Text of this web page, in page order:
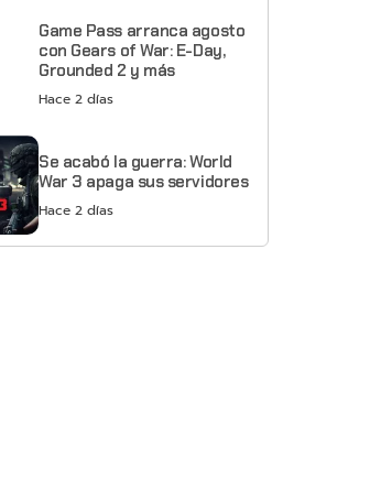
Game Pass arranca agosto
con Gears of War: E-Day,
Grounded 2 y más
Hace 2 días
Se acabó la guerra: World
War 3 apaga sus servidores
Hace 2 días